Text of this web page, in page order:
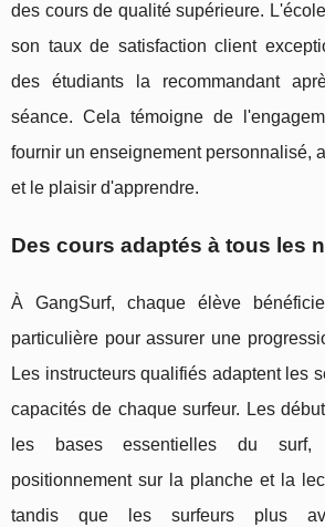
des cours de qualité supérieure.
son taux de satisfaction client
des étudiants la recommandant
séance. Cela témoigne de
fournir un enseignement personnalisé,
et le plaisir d'apprendre.
Des cours adaptés à tous les
À GangSurf, chaque élève
particulière pour assurer une
Les instructeurs qualifiés adaptent les
capacités de chaque surfeur. Les
les bases essentielles du
positionnement sur la planche et la
tandis que les surfeurs plus